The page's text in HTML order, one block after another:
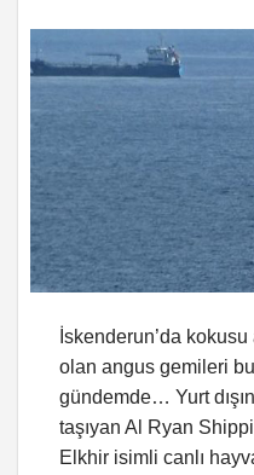
İskenderun’da
olan angus gemileri
gündemde… Yurt
taşıyan Al Ryan
Elkhir isimli canlı